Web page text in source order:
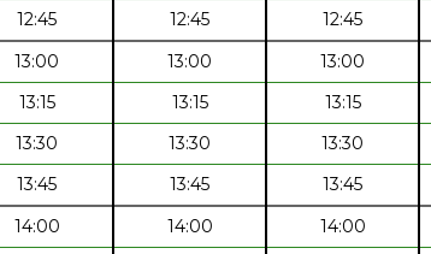
12:45 12:45 12:45
13:00 13:00 13:00
13:15 13:15 13:15
13:30 13:30 13:30
13:45 13:45 13:45
14:00 14:00 14:00